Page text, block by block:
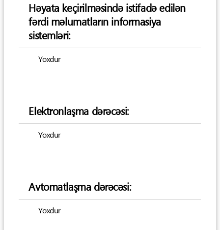
Həyata keçirilməsində istifadə edilən
fərdi məlumatların informasiya
sistemləri:
Yoxdur
Elektronlaşma dərəcəsi:
Yoxdur
Avtomatlaşma dərəcəsi:
Yoxdur